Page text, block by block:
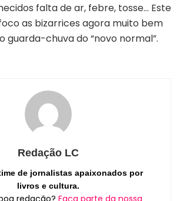
falta de ar, febre, tosse… Este
as bizarrices agora muito bem
guarda-chuva do “novo normal”.
Redação LC
de jornalistas apaixonados por
livros e cultura.
redação? Faça parte da nossa